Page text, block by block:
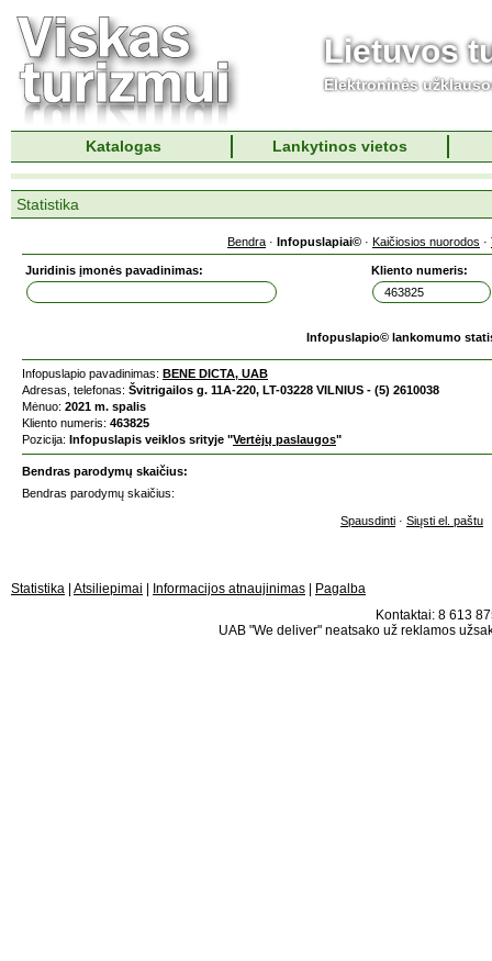
Lietuvos
Elektroninės
Katalogas Lankytinos vietos
Statistika
Bendra · Infopuslapiai© · Kaičiosios nuorodos ·
Juridinis įmonės pavadinimas: Kliento numeris:
Infopuslapio© lankomumo
Infopuslapio pavadinimas: BENE DICTA, UAB
Adresas, telefonas: Švitrigailos g. 11A-220, LT-03228 VILNIUS - (5) 2610038
Mėnuo: 2021 m. spalis
Kliento numeris: 463825
Pozicija: Infopuslapis veiklos srityje "Vertėjų paslaugos"
Bendras parodymų skaičius:
Bendras parodymų skaičius:
Spausdinti · Siųsti el. paštu
Statistika Atsiliepimai Informacijos atnaujinimas
Pagalba
Kontaktai: 8 613
UAB "We deliver" neatsako už reklamos